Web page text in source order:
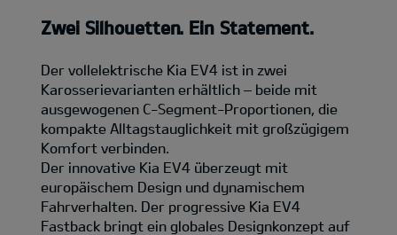
Zwei Silhouetten. Ein Statement.
Der vollelektrische Kia EV4 ist in zwei
Karosserievarianten erhältlich – beide mit
ausgewogenen C-Segment-Proportionen, die
kompakte Alltagstauglichkeit mit großzügigem
Komfort verbinden.
Der innovative Kia EV4 überzeugt mit
europäischem Design und dynamischem
Fahrverhalten. Der progressive Kia EV4
Fastback bringt ein globales Designkonzept auf